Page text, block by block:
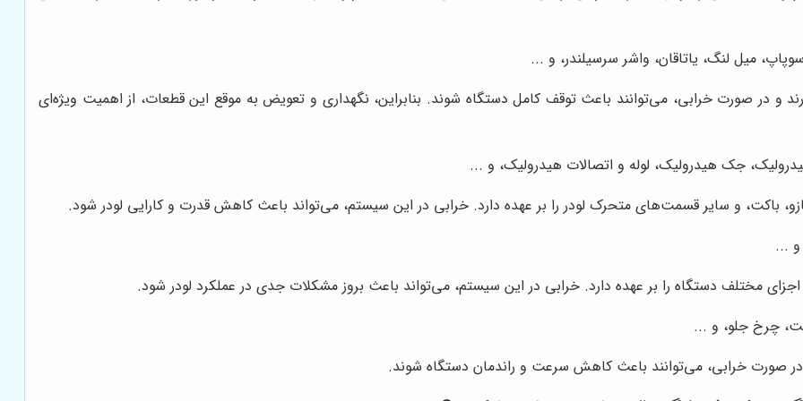
میل لنگ، یاتاقان، واشر سرسیلندر، و ...
و در صورت خرابی، می‌توانند باعث توقف کامل دستگاه شوند. بنابراین، نگهداری و تعویض به موقع این قطعات، از اهمیت ویژه‌ای
جک هیدرولیک، لوله و اتصالات هیدرولیک، و ...
باکت، و سایر قسمت‌های متحرک لودر را بر عهده دارد. خرابی در این سیستم، می‌تواند باعث کاهش قدرت و کارایی لودر شود.
مختلف دستگاه را بر عهده دارد. خرابی در این سیستم، می‌تواند باعث بروز مشکلات جدی در عملکرد لودر شود.
چرخ جلو، و ...
صورت خرابی، می‌توانند باعث کاهش سرعت و راندمان دستگاه شوند.